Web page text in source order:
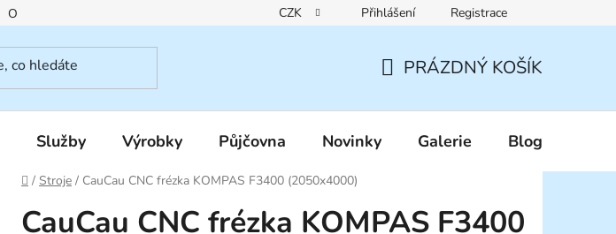
O nás Reklamační řád Pravidla zákaznických slev
CZK Přihlášení Registrace
KOŠÍK
PRÁZDNÝ KOŠÍK
Služby Výrobky Půjčovna Novinky Galerie Blog
Domů
/ Stroje / CauCau CNC frézka KOMPAS F3400 (2050x4000)
CauCau CNC frézka KOMPAS F3400